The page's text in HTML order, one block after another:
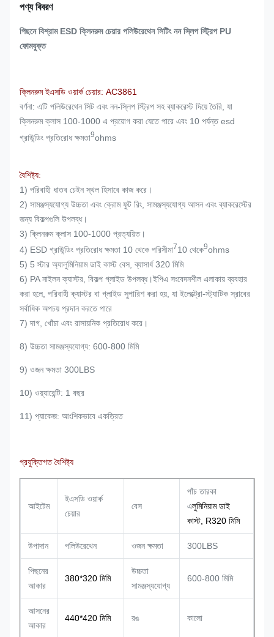
পণ্য বিবরণ
পিছনে বিশ্রাম ESD ক্লিনরুম চেয়ার পলিউরেথেন সিটিং নন স্লিপ স্ট্রিপ PU
ফোমযুক্ত
ক্লিনরুম ইএসডি ওয়ার্ক চেয়ার: AC3861
বর্ণনা: এটি পলিউরেথেন সিট এবং নন-স্লিপ স্ট্রিপ সহ ব্যাকরেস্ট দিয়ে তৈরি, যা
ক্লিনরুম ক্লাস 100-1000 এ প্রয়োগ করা যেতে পারে এবং 10 পর্যন্ত esd
গ্রাউন্ডিং প্রতিরোধ ক্ষমতা9ohms
বৈশিষ্ট্য:
1) পরিবাহী ধাতব চেইন স্থল হিসাবে কাজ করে।
2) সামঞ্জস্যযোগ্য উচ্চতা এবং ক্রোম ফুট রিং, সামঞ্জস্যযোগ্য আসন এবং ব্যাকরেস্টের
জন্য বিকল্পগুলি উপলব্ধ।
3) ক্লিনরুম ক্লাস 100-1000 প্রত্যয়িত।
4) ESD গ্রাউন্ডিং প্রতিরোধ ক্ষমতা 10 থেকে পরিসীমা710 থেকে9ohms
5) 5 স্টার অ্যালুমিনিয়াম ডাই কাস্ট বেস, ব্যাসার্ধ 320 মিমি
6) PA নাইলন ক্যাস্টর, বিকল্প গ্লাইড উপলব্ধ।ইপিএ সংবেদনশীল এলাকায় ব্যবহার
করা হলে, পরিবাহী ক্যাস্টর বা গ্লাইড সুপারিশ করা হয়, যা ইলেক্ট্রো-স্ট্যাটিক স্রাবের
সর্বাধিক অপচয় প্রদান করতে পারে
7) দাগ, খোঁচা এবং রাসায়নিক প্রতিরোধ করে।
8) উচ্চতা সামঞ্জস্যযোগ্য: 600-800 মিমি
9) ওজন ক্ষমতা 300LBS
10) ওয়্যারেন্টি: 1 বছর
11) প্যাকেজ: আংশিকভাবে একত্রিত
প্রযুক্তিগত বৈশিষ্ট্য
আইটেম
ইএসডি ওয়ার্ক
চেয়ার
বেস
পাঁচ তারকা
এলুমিনিয়াম ডাই
কাস্ট, R320 মিমি
উপাদান পলিউরেথেন ওজন ক্ষমতা 300LBS
পিছনের
আকার
380*320 মিমি
উচ্চতা
সামঞ্জস্যযোগ্য
600-800 মিমি
আসনের
আকার
440*420 মিমি রঙ কালো